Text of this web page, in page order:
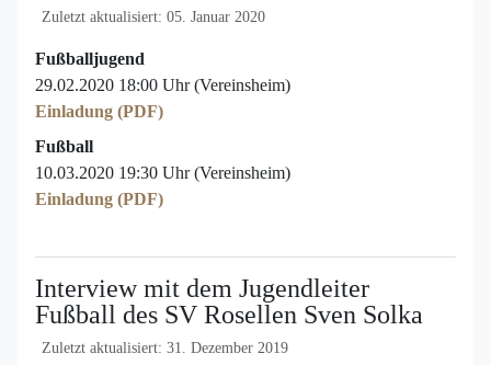
Zuletzt aktualisiert: 05. Januar 2020
Fußballjugend
29.02.2020 18:00 Uhr (Vereinsheim)
Einladung (PDF)
Fußball
10.03.2020 19:30 Uhr (Vereinsheim)
Einladung (PDF)
Interview mit dem Jugendleiter
Fußball des SV Rosellen Sven Solka
Zuletzt aktualisiert: 31. Dezember 2019